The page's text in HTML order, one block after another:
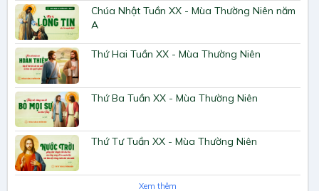
Chúa Nhật Tuần XX - Mùa Thường Niên năm
A
Thứ Hai Tuần XX - Mùa Thường Niên
Thứ Ba Tuần XX - Mùa Thường Niên
Thứ Tư Tuần XX - Mùa Thường Niên
Xem thêm